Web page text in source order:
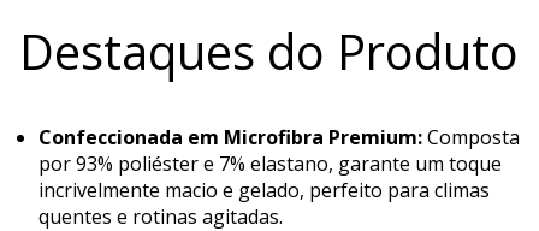
Destaques do Produto
Confeccionada em Microfibra Premium:Composta
por 93% poliéster e 7% elastano, garante um toque
incrivelmente macio e gelado, perfeito para climas
quentes e rotinas agitadas.